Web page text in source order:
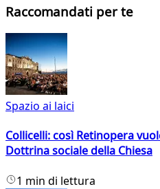
Raccomandati per te
Spazio ai laici
Collicelli: così Retinopera
Dottrina sociale della Chiesa
1 min di lettura